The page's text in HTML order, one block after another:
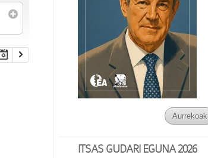
Aurrekoak
ITSAS GUDARI EGUNA 2026